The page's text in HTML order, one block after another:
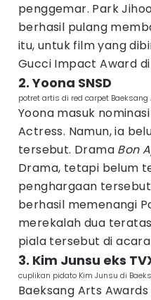
penggemar. Park
berhasil pulang
itu, untuk film yang
Gucci Impact Award
2. Yoona SNSD
potret artis di red carpet
Yoona masuk
Actress. Namun, ia
tersebut. Drama Bon
Drama, tetapi belum
penghargaan
berhasil memenangi
merekalah dua
piala tersebut di
3. Kim Junsu eks
cuplikan pidato Kim Junsu di
Baeksang Arts